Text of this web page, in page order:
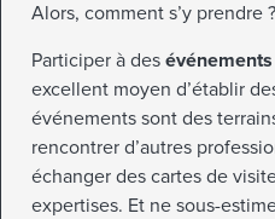
Alors, comment s’y prendre ?
Participer à des
excellent moyen d’établir
événements sont des
rencontrer d’autres
échanger des cartes de
expertises. Et ne sous-